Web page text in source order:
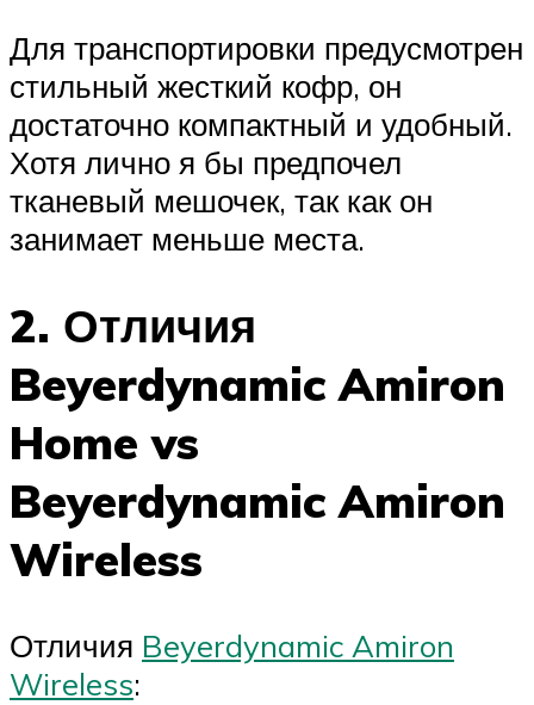
Для транспортировки предусмотрен
стильный жесткий кофр, он
достаточно компактный и удобный.
Хотя лично я бы предпочел
тканевый мешочек, так как он
занимает меньше места.
2. Отличия
Beyerdynamic Amiron
Home vs
Beyerdynamic Amiron
Wireless
Отличия Beyerdynamic Amiron
Wireless: